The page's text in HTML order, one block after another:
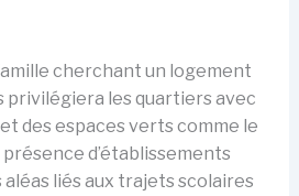
cherchant un logement
privilégiera les quartiers avec
des espaces verts comme le
présence d’établissements
liés aux trajets scolaires